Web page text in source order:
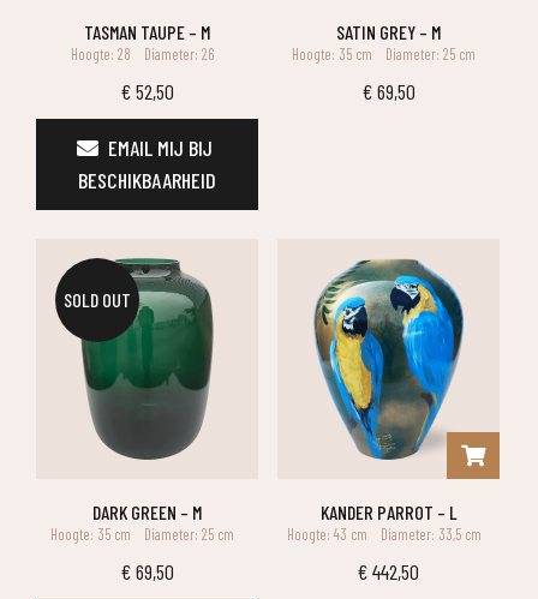
TASMAN TAUPE – M
Hoogte: 28 Diameter: 26
€ 52,50
EMAIL MIJ BIJ
BESCHIKBAARHEID
SATIN GREY – M
Hoogte: 35 cm Diameter: 25 cm
€ 69,50
SOLD OUT
DARK GREEN – M
Hoogte: 35 cm Diameter: 25 cm
€ 69,50
KANDER PARROT – L
Hoogte: 43 cm Diameter: 33,5 cm
€442,50